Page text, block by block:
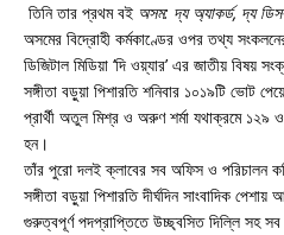
তিনি তার প্রথম বই অসম: দ্য অ্যাকর্ড, দ্য
অসমের বিদ্রোহী কর্মকাণ্ডের ওপর তথ্য
ডিজিটাল মিডিয়া ‘দি ওয়্যার’ এর জাতীয় বিষয়
সঙ্গীতা বড়ুয়া পিশারতি শনিবার ১০১৯টি ভোট
প্রার্থী অতুল মিশ্র ও অরুণ শর্মা যথাক্রমে ১২৯
হন।
তাঁর পুরো দলই ক্লাবের সব অফিস ও পরিচালন
সঙ্গীতা বড়ুয়া পিশারতি দীর্ঘদিন সাংবাদিক
গুরুত্বপূর্ণ পদপ্রাপ্তিতে উচ্ছ্বসিত দিল্লি সহ সব